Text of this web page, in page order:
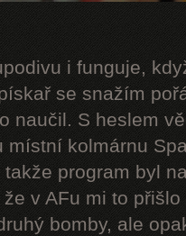
i funguje,
se snažím
naučil. S heslem
místní kolmárnu
program byl
v AFu mi to
bomby, ale